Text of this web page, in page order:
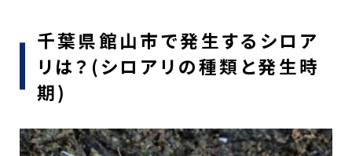
千葉県館山市で発生するシロア
リは？(シロアリの種類と発生時
期)